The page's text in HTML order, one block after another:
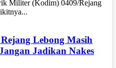
Militer (Kodim) 0409/Rejang
Lebong Masih
Jadikan Nakes